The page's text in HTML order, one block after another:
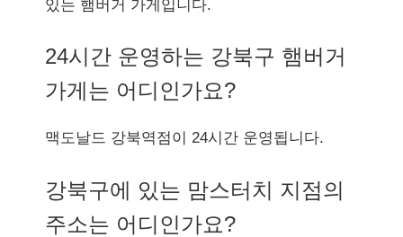
있는 햄버거 가게입니다.
24시간 운영하는 강북구 햄버거
가게는 어디인가요?
맥도날드 강북역점이 24시간 운영됩니다.
강북구에 있는 맘스터치 지점의
주소는 어디인가요?